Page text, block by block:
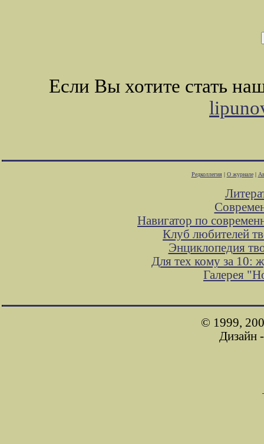
Если Вы хотите стать
Редколлегия| О журнале|
Навигатор по
Клуб любителей
Энциклопедия
Для тех кому за 10:
Галерея
© 1999,
Дизайн